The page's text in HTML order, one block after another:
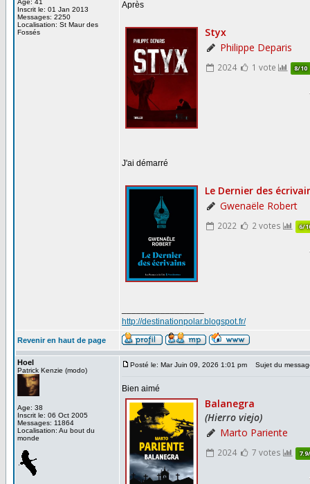
Age: 41
Inscrit le: 01 Jan 2013
Messages: 2250
Localisation: St Maur des
Fossés
Après
J'ai démarré
http://destinationpolar.blogspot.fr/
Revenir en haut de page
Hoel
Patrick Kenzie (modo)
Age: 38
Inscrit le: 06 Oct 2005
Messages: 11864
Localisation: Au bout du
monde
Posté le: Mar Juin 09, 2026 1:01 pm Sujet du
Bien aimé